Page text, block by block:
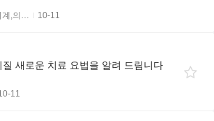
계,의… 10-11
새로운 치료 요법을 알려 드림니다
11